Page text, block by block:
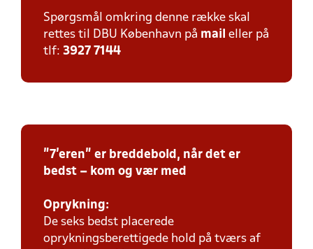
Spørgsmål omkring denne række skal
rettes til DBU København på mail eller på
tlf: 3927 7144
"7'eren" er breddebold, når det er
bedst – kom og vær med
Oprykning:
De seks bedst placerede
oprykningsberettigede hold på tværs af